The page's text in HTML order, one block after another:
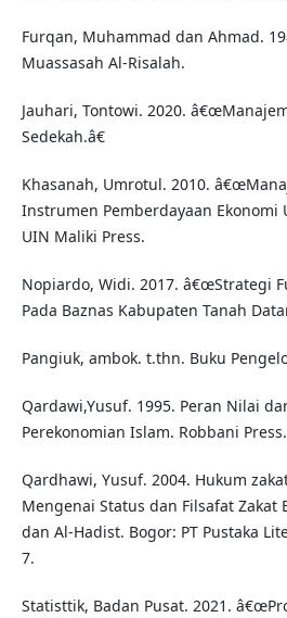
Furqan, Muhammad dan Ahmad.
Muassasah Al-Risalah.
Jauhari, Tontowi. 2020.
Sedekah.â€
Khasanah, Umrotul. 2010.
Instrumen Pemberdayaan Ekonomi
UIN Maliki Press.
Nopiardo, Widi. 2017. â€œStrategi
Pada Baznas Kabupaten Tanah
Pangiuk, ambok. t.thn. Buku
Qardawi,Yusuf. 1995. Peran Nilai
Perekonomian Islam. Robbani Press.
Qardhawi, Yusuf. 2004. Hukum
Mengenai Status dan Filsafat Zakat
dan Al-Hadist. Bogor: PT Pustaka
7.
Statisttik, Badan Pusat. 2021.